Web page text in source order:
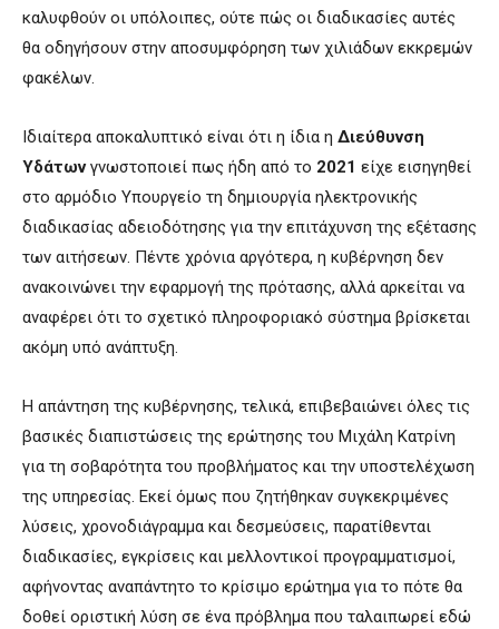
καλυφθούν οι υπόλοιπες, ούτε πώς οι διαδικασίες αυτές
θα οδηγήσουν στην αποσυμφόρηση των χιλιάδων εκκρεμών
φακέλων.
Ιδιαίτερα αποκαλυπτικό είναι ότι η ίδια η Διεύθυνση
Υδάτωνγνωστοποιεί πως ήδη από το 2021 είχε εισηγηθεί
στο αρμόδιο Υπουργείο τη δημιουργία ηλεκτρονικής
διαδικασίας αδειοδότησης για την επιτάχυνση της εξέτασης
των αιτήσεων. Πέντε χρόνια αργότερα, η κυβέρνηση δεν
ανακοινώνει την εφαρμογή της πρότασης, αλλά αρκείται να
αναφέρει ότι το σχετικό πληροφοριακό σύστημα βρίσκεται
ακόμη υπό ανάπτυξη.
Η απάντηση της κυβέρνησης, τελικά, επιβεβαιώνει όλες τις
βασικές διαπιστώσεις της ερώτησης του Μιχάλη Κατρίνη
για τη σοβαρότητα του προβλήματος και την υποστελέχωση
της υπηρεσίας. Εκεί όμως που ζητήθηκαν συγκεκριμένες
λύσεις, χρονοδιάγραμμα και δεσμεύσεις, παρατίθενται
διαδικασίες, εγκρίσεις και μελλοντικοί προγραμματισμοί,
αφήνοντας αναπάντητο το κρίσιμο ερώτημα για το πότε θα
δοθεί οριστική λύση σε ένα πρόβλημα που ταλαιπωρεί εδώ